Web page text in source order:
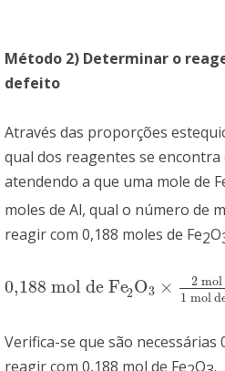
Método 2) Determinar o
defeito
Através das proporções
qual dos reagentes se
atendendo a que uma mole de
moles de Al, qual o número de
reagir com 0,188 moles de Fe2O
0,188 mol de Fe2O3 ×
2
1 mol
0,188 mol de Fe2O3×2 mol de Al
Verifica-se que são necessárias
reagir com 0,188 mol de Fe O .